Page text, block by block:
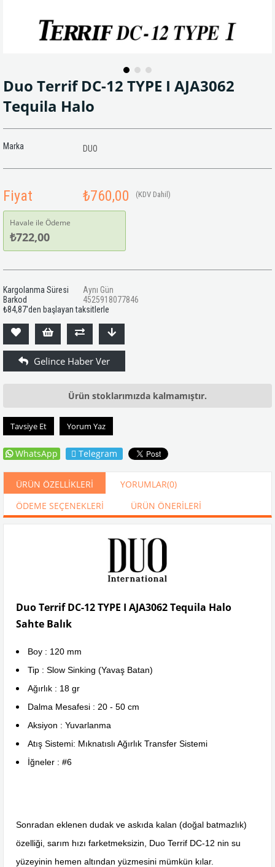
Duo Terrif DC-12 TYPE I AJA3062
Tequila Halo
Marka DUO
Fiyat ₺760,00 (KDV Dahil)
Havale ile Ödeme
₺722,00
Kargolanma Süresi
Aynı Gün
Barkod
4525918077846
₺84,87'den başlayan taksitlerle
Ürün stoklarımızda kalmamıştır.
Tavsiye Et Yorum Yaz
WhatsApp Telegram
ÜRÜN ÖZELLIKLERI YORUMLAR(0)
ÖDEME SEÇENEKLERI
ÜRÜN ÖNERILERI
Duo Terrif DC-12 TYPE I AJA3062 Tequila Halo
Sahte Balık
Boy : 120 mm
Tip : Slow Sinking (Yavaş Batan)
Ağırlık : 18 gr
Dalma Mesafesi : 20 - 50 cm
Aksiyon : Yuvarlanma
Atış Sistemi: Mıknatıslı Ağırlık Transfer Sistemi
İğneler : #6
Sonradan eklenen dudak ve askıda kalan (doğal batmazlık)
özelliği, sarım hızı farketmeksizin, Duo Terrif DC-12 nin su
yüzeyinin hemen altından yüzmesini mümkün kılar.